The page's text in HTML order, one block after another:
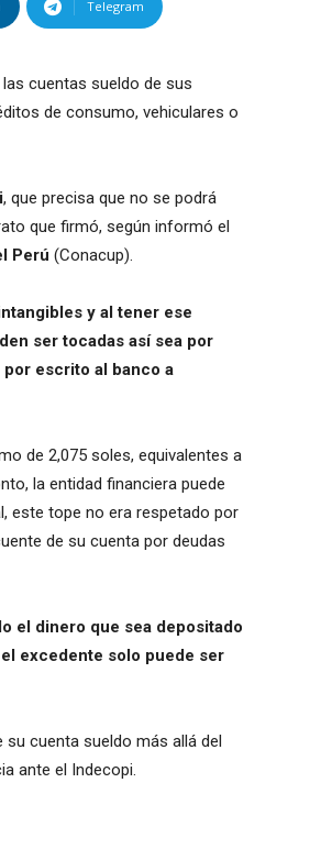
Telegram
cuentas sueldo de sus
de consumo, vehiculares o
, que precisa que no se podrá
que firmó, según informó el
Perú (Conacup).
y al tener ese
ser tocadas así sea por
escrito al banco a
de 2,075 soles, equivalentes a
la entidad financiera puede
este tope no era respetado por
de su cuenta por deudas
el dinero que sea depositado
excedente solo puede ser
cuenta sueldo más allá del
ante el Indecopi.